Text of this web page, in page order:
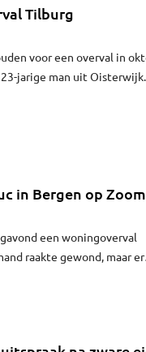
Tilburg
voor een overval in
jarige man uit Oisterwijk.
in Bergen op Zoom
een woningoverval
raakte gewond, maar er